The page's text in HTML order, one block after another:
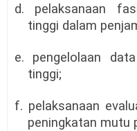
d. pelaksanaan
tinggi dalam
e. pengelolaan
tinggi;
f. pelaksanaan
peningkatan mutu